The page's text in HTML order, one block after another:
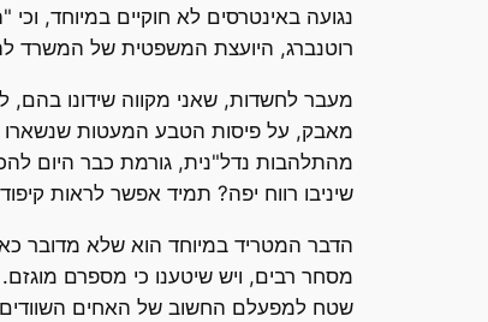
נגועה באינטרסים לא חוקיים במיוחד,
רוטנברג, היועצת המשפטית של המשרד
מעבר לחשדות, שאני מקווה שידונו בהם,
מאבק, על פיסות הטבע המעטות שנשארו
מהתלהבות נדל"נית, גורמת כבר היום
שיניבו רווח יפה? תמיד אפשר לראות
הדבר המטריד במיוחד הוא שלא מדובר
מסחר רבים, ויש שיטענו כי מספרם
שטח למפעלם החשוב של האחים השוודים